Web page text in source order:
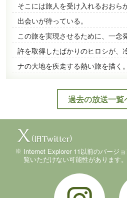
そこには旅人を受け入れるおおら
出会いが待っている。
この旅を実現させるために、一念
許を取得したばかりのヒロシが、
ナの大地を疾走する熱い旅を描く。
過去の放送一覧
Internet Explorer 11以前のバージ
覧いただけない可能性があります。